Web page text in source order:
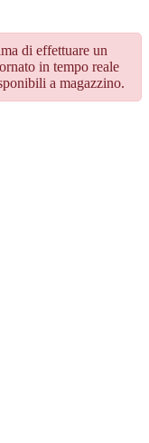
di effettuare un
in tempo reale
a magazzino.